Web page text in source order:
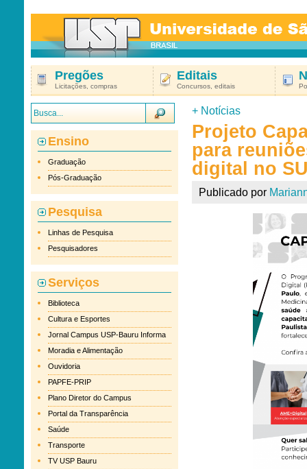
Pregões
Licitações, compras
Editais
Concursos, editais
Ensino
Graduação
Pós-Graduação
Pesquisa
Linhas de Pesquisa
Pesquisadores
Serviços
Biblioteca
Cultura e Esportes
Jornal Campus USP-Bauru Informa
Moradia e Alimentação
Ouvidoria
PAPFE-PRIP
Plano Diretor do Campus
Portal da Transparência
Saúde
Transporte
TV USP Bauru
+ Notícias
Projeto
para
digital no
Publicado por